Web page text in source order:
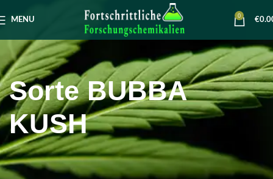
MENU
0
€
Sorte BUBBA
KUSH